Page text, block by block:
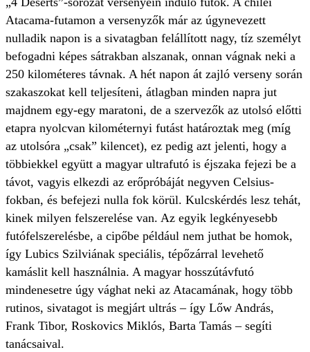
Atacama-futamon a versenyzők már az úgynevezett
nulladik napon is a sivatagban felállított nagy, tíz személyt
befogadni képes sátrakban alszanak, onnan vágnak neki a
250 kilométeres távnak. A hét napon át zajló verseny során
szakaszokat kell teljesíteni, átlagban minden napra jut
majdnem egy-egy maratoni, de a szervezők az utolsó előtti
etapra nyolcvan kilométernyi futást határoztak meg (míg
az utolsóra „csak” kilencet), ez pedig azt jelenti, hogy a
többiekkel együtt a magyar ultrafutó is éjszaka fejezi be a
távot, vagyis elkezdi az erőpróbáját negyven Celsius-
fokban, és befejezi nulla fok körül. Kulcskérdés lesz tehát,
kinek milyen felszerelése van. Az egyik legkényesebb
futófelszerelésbe, a cipőbe például nem juthat be homok,
így Lubics Szilviának speciális, tépőzárral levehető
kamáslit kell használnia. A magyar hosszútávfutó
mindenesetre úgy vághat neki az Atacamának, hogy több
rutinos, sivatagot is megjárt ultrás – így Lőw András,
Frank Tibor, Roskovics Miklós, Barta Tamás – segíti
tanácsaival.